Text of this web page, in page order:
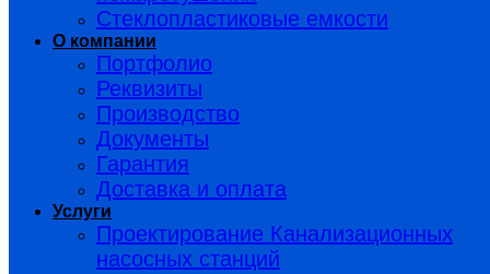
Стеклопластиковые емкости
О компании
Портфолио
Реквизиты
Производство
Документы
Гарантия
Доставка и оплата
Услуги
Проектирование Канализационных
насосных станций